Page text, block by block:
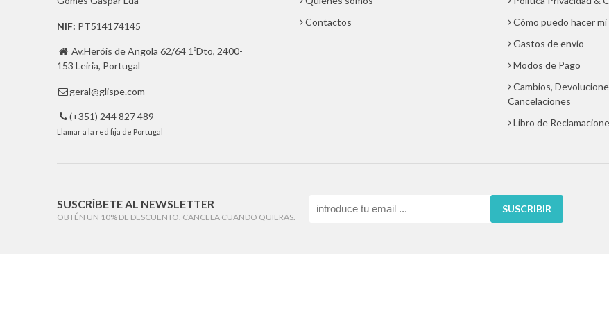
NIF: PT514174145
 Av.Heróis de Angola 62/64 1ºDto, 2400-
153 Leiria, Portugal
 geral@glispe.com
 (+351) 244 827 489
Llamar a la red fija de Portugal
Contactos
Cómo puedo hacer mi
Gastos de envío
Modos de Pago
Cambios,
Cancelaciones
Libro de
SUSCRÍBETE AL NEWSLETTER
OBTÉN UN 10% DE DESCUENTO. CANCELA CUANDO QUIERAS.
SUSCRIBIR